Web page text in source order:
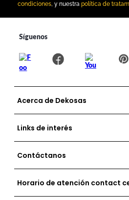
condiciones, y nuestra política de
Acerca de Dekosas
Links de interés
Contáctanos
Horario de atención contact